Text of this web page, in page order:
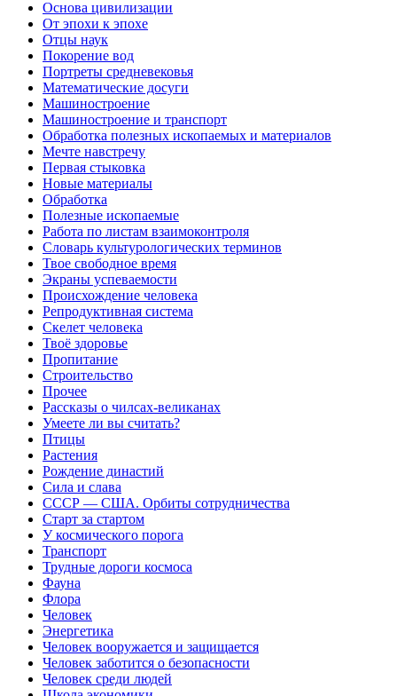
Основа цивилизации
От эпохи к эпохе
Отцы наук
Покорение вод
Портреты средневековья
Математические досуги
Машиностроение
Машиностроение и транспорт
Обработка полезных ископаемых и материалов
Мечте навстречу
Первая стыковка
Новые материалы
Обработка
Полезные ископаемые
Работа по листам взаимоконтроля
Словарь культурологических терминов
Твое свободное время
Экраны успеваемости
Происхождение человека
Репродуктивная система
Скелет человека
Твоё здоровье
Пропитание
Строительство
Прочее
Рассказы о чилсах-великанах
Умеете ли вы считать?
Птицы
Растения
Рождение династий
Сила и слава
СССР — США. Орбиты сотрудничества
Старт за стартом
У космического порога
Транспорт
Трудные дороги космоса
Фауна
Флора
Человек
Энергетика
Человек вооружается и защищается
Человек заботится о безопасности
Человек среди людей